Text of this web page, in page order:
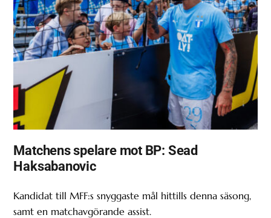
Matchens spelare mot BP: Sead
Haksabanovic
Kandidat till MFF:s snyggaste mål hittills denna säsong,
samt en matchavgörande assist.